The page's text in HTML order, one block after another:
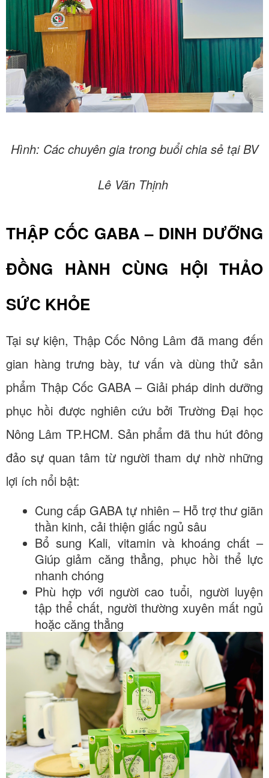
Hình: Các chuyên gia trong buổi chia sẻ tại BV
Lê Văn Thịnh
THẬP CỐC GABA – DINH DƯỠNG
ĐỒNG HÀNH CÙNG HỘI THẢO
SỨC KHỎE
Tại sự kiện, Thập Cốc Nông Lâm đã mang đến
gian hàng trưng bày, tư vấn và dùng thử sản
phẩm Thập Cốc GABA – Giải pháp dinh dưỡng
phục hồi được nghiên cứu bởi Trường Đại học
Nông Lâm TP.HCM. Sản phẩm đã thu hút đông
đảo sự quan tâm từ người tham dự nhờ những
lợi ích nổi bật:
Cung cấp GABA tự nhiên – Hỗ trợ thư giãn
thần kinh, cải thiện giấc ngủ sâu
Bổ sung Kali, vitamin và khoáng chất –
Giúp giảm căng thẳng, phục hồi thể lực
nhanh chóng
Phù hợp với người cao tuổi, người luyện
tập thể chất, người thường xuyên mất ngủ
hoặc căng thẳng